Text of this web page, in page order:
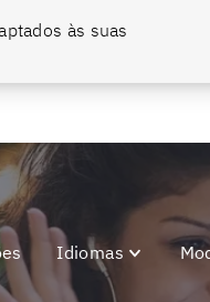
o Berlitz.Entre em contato
às suas
Idiomas